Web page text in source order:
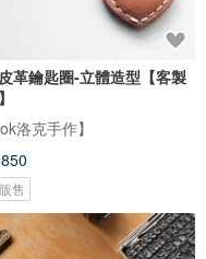
革鑰匙圈-立體造型【客製
洛克手作】
售